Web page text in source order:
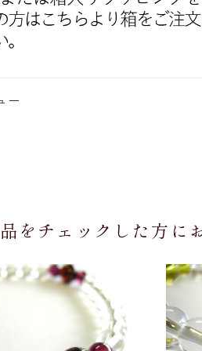
ー
をチェックした方に